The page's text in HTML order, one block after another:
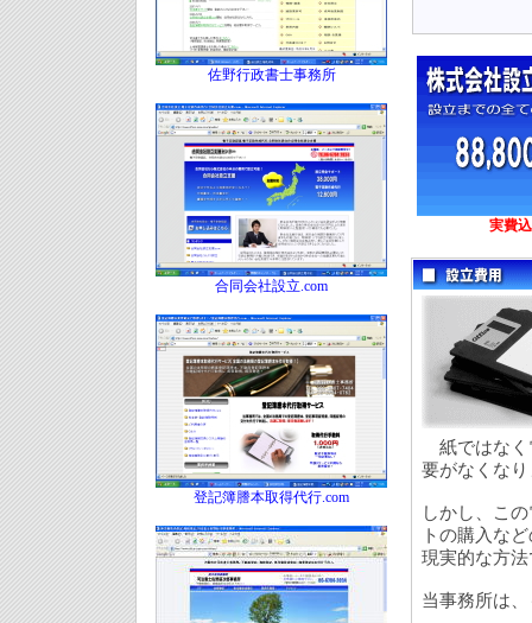
佐野行政書士事務所
合同会社設立.com
登記簿謄本取得代行.com
実費
紙ではなく
要がなくな
しかし、こ
トの購入な
現実的な方
当事務所は